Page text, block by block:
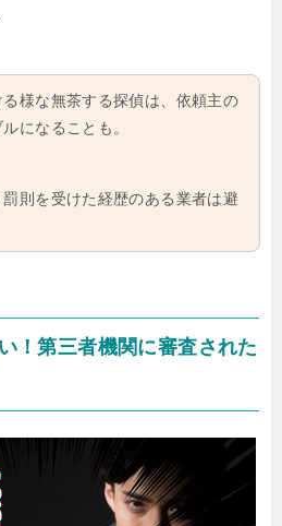
様な無茶する探偵は、依頼主の
になることも。
則を受けた経歴のある業者は避
！第三者機関に審査された